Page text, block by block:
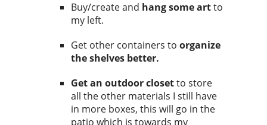
Buy/create and hang some artto
my left.
Get other containers to organize
the shelves better.
Get an outdoor closetto store
all the other materials I still have
in more boxes, this will go in the
patio which is towards my